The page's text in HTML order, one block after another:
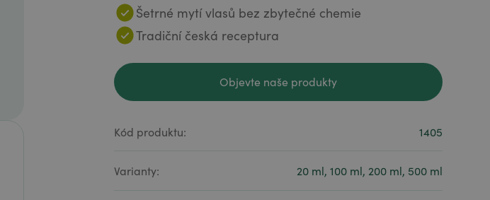
Šetrné mytí vlasů bez zbytečné chemie
Tradiční česká receptura
Objevte naše produkty
Objevte naše produkty
Kód produktu: 1405
Varianty: 20 ml, 100 ml, 200 ml, 500 ml